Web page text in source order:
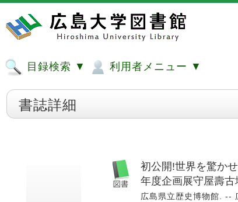
目録検索 ▼ 利用者メニュー ▼
書誌詳細
初公開!世界を驚か
年度企画展守屋壽
広島県立歴史博物館. --